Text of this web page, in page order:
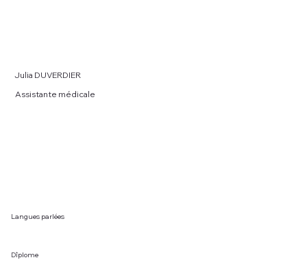
Julia DUVERDIER
Assistante médicale
Langues parlées
Dîplome